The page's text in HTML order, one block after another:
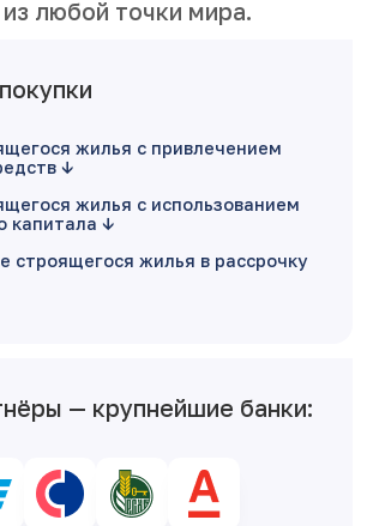
любой точки мира.
жилья с привлечением
жилья с использованием
капитала
строящегося жилья в рассрочку
— крупнейшие банки: